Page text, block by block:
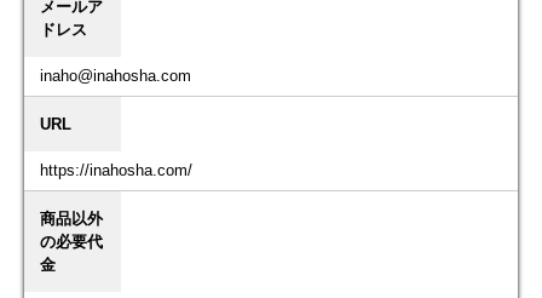
メールア
ドレス
inaho@inahosha.com
URL
https://inahosha.com/
商品以外
の必要代
金